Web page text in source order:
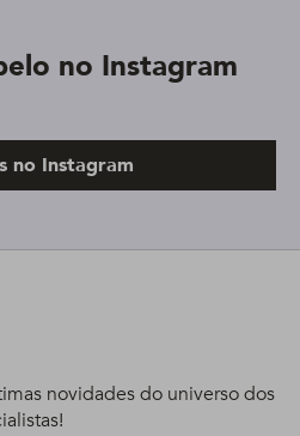
no Instagram
no Instagram
novidades do universo dos